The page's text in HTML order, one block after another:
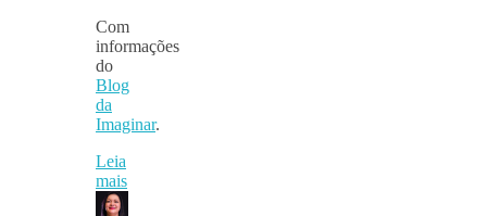
Com
informações
do
Blog
da
Imaginar.
Leia
mais